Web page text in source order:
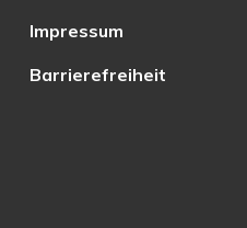
Impressum
Barrierefreiheit